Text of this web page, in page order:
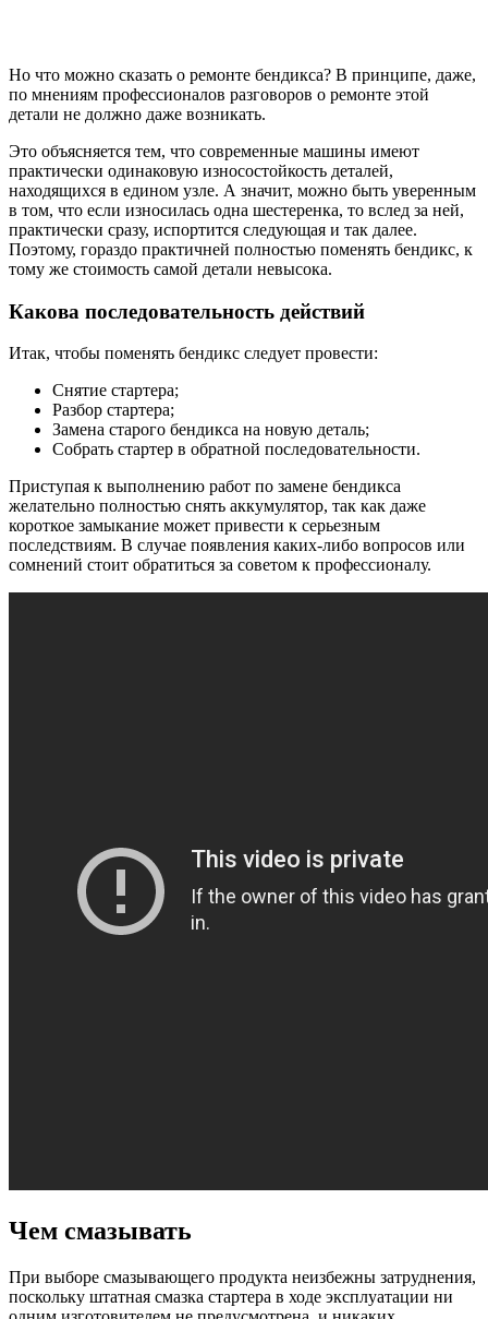
Но что можно сказать о ремонте бендикса? В принципе, даже,
по мнениям профессионалов разговоров о ремонте этой
детали не должно даже возникать.
Это объясняется тем, что современные машины имеют
практически одинаковую износостойкость деталей,
находящихся в едином узле. А значит, можно быть уверенным
в том, что если износилась одна шестеренка, то вслед за ней,
практически сразу, испортится следующая и так далее.
Поэтому, гораздо практичней полностью поменять бендикс, к
тому же стоимость самой детали невысока.
Какова последовательность действий
Итак, чтобы поменять бендикс следует провести:
Снятие стартера;
Разбор стартера;
Замена старого бендикса на новую деталь;
Собрать стартер в обратной последовательности.
Приступая к выполнению работ по замене бендикса
желательно полностью снять аккумулятор, так как даже
короткое замыкание может привести к серьезным
последствиям. В случае появления каких-либо вопросов или
сомнений стоит обратиться за советом к профессионалу.
Чем смазывать
При выборе смазывающего продукта неизбежны затруднения,
поскольку штатная смазка стартера в ходе эксплуатации ни